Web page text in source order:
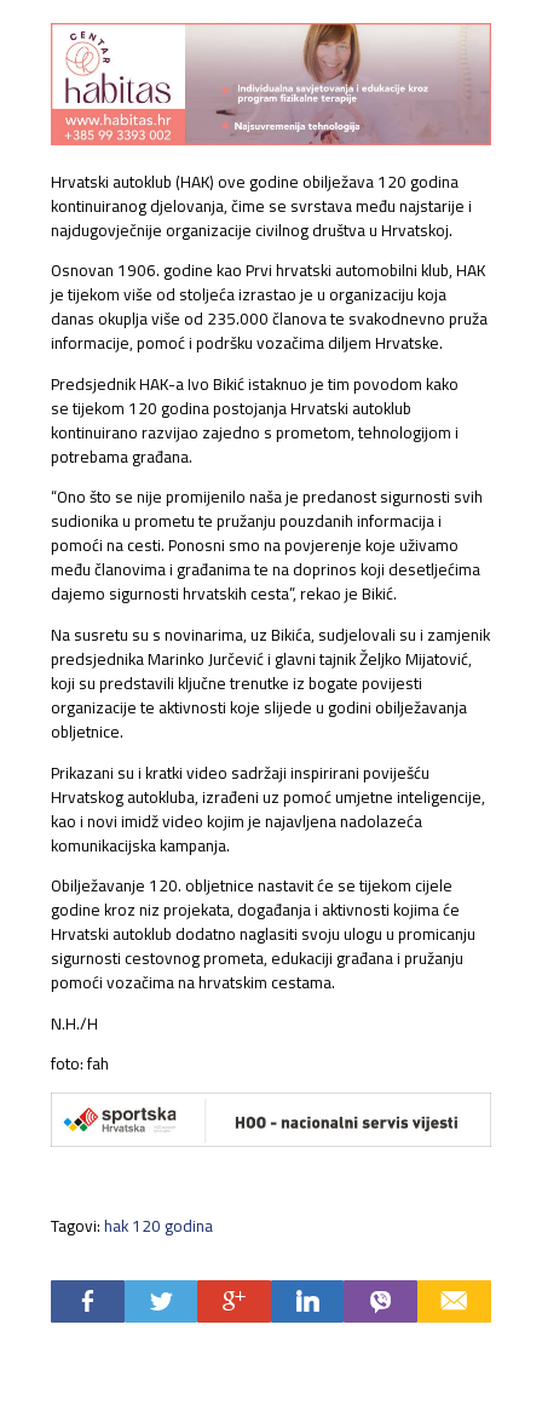
Hrvatski autoklub (HAK) ove godine obilježava 120 godina
kontinuiranog djelovanja, čime se svrstava među najstarije i
najdugovječnije organizacije civilnog društva u Hrvatskoj.
Osnovan 1906. godine kao Prvi hrvatski automobilni klub, HAK
je tijekom više od stoljeća izrastao je u organizaciju koja
danas okuplja više od 235.000 članova te svakodnevno pruža
informacije, pomoć i podršku vozačima diljem Hrvatske.
Predsjednik HAK-a Ivo Bikić istaknuo je tim povodom kako
se tijekom 120 godina postojanja Hrvatski autoklub
kontinuirano razvijao zajedno s prometom, tehnologijom i
potrebama građana.
“Ono što se nije promijenilo naša je predanost sigurnosti svih
sudionika u prometu te pružanju pouzdanih informacija i
pomoći na cesti. Ponosni smo na povjerenje koje uživamo
među članovima i građanima te na doprinos koji desetljećima
dajemo sigurnosti hrvatskih cesta”, rekao je Bikić.
Na susretu su s novinarima, uz Bikića, sudjelovali su i zamjenik
predsjednika Marinko Jurčević i glavni tajnik Željko Mijatović,
koji su predstavili ključne trenutke iz bogate povijesti
organizacije te aktivnosti koje slijede u godini obilježavanja
obljetnice.
Prikazani su i kratki video sadržaji inspirirani poviješću
Hrvatskog autokluba, izrađeni uz pomoć umjetne inteligencije,
kao i novi imidž video kojim je najavljena nadolazeća
komunikacijska kampanja.
Obilježavanje 120. obljetnice nastavit će se tijekom cijele
godine kroz niz projekata, događanja i aktivnosti kojima će
Hrvatski autoklub dodatno naglasiti svoju ulogu u promicanju
sigurnosti cestovnog prometa, edukaciji građana i pružanju
pomoći vozačima na hrvatskim cestama.
N.H./H
foto: fah
Tagovi:hak 120 godina